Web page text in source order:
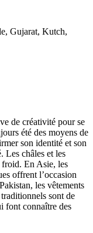
Gujarat, Kutch,
de créativité pour se
été des moyens de
son identité et son
Les châles et les
froid. En Asie, les
offrent l’occasion
les vêtements
sont de
font connaître des